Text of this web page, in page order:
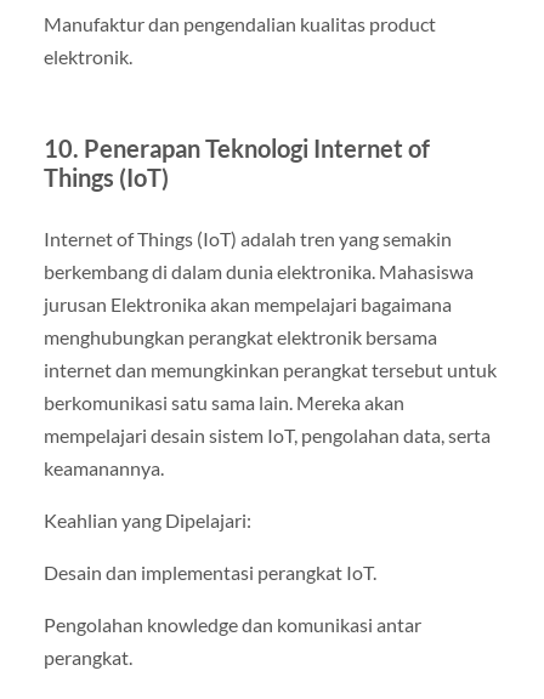
Manufaktur dan pengendalian kualitas product
elektronik.
10. Penerapan Teknologi Internet of
Things (IoT)
Internet of Things (IoT) adalah tren yang semakin
berkembang di dalam dunia elektronika. Mahasiswa
jurusan Elektronika akan mempelajari bagaimana
menghubungkan perangkat elektronik bersama
internet dan memungkinkan perangkat tersebut untuk
berkomunikasi satu sama lain. Mereka akan
mempelajari desain sistem IoT, pengolahan data, serta
keamanannya.
Keahlian yang Dipelajari:
Desain dan implementasi perangkat IoT.
Pengolahan knowledge dan komunikasi antar
perangkat.